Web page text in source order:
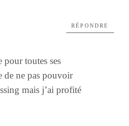
toutes ses
de ne pas pouvoir
mais j’ai profité
RÉPONDRE